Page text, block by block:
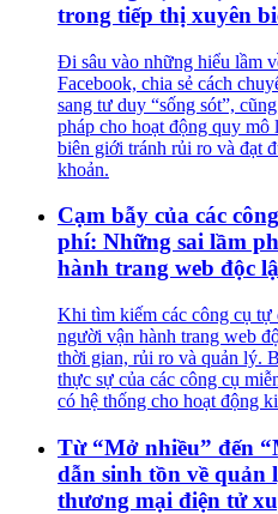
trong tiếp thị xuyên
Đi sâu vào những hiểu lầm
Facebook, chia sẻ cách
sang tư duy “sống sót”,
pháp cho hoạt động quy
biên giới tránh rủi ro và đạt
khoản.
Cạm bẫy của các
phí: Những sai lầm
hành trang web độc
Khi tìm kiếm các công cụ tự
người vận hành trang web
thời gian, rủi ro và quản lý.
thực sự của các công cụ
có hệ thống cho hoạt động
Từ “Mở nhiều” đến
dẫn sinh tồn về
thương mại điện tử